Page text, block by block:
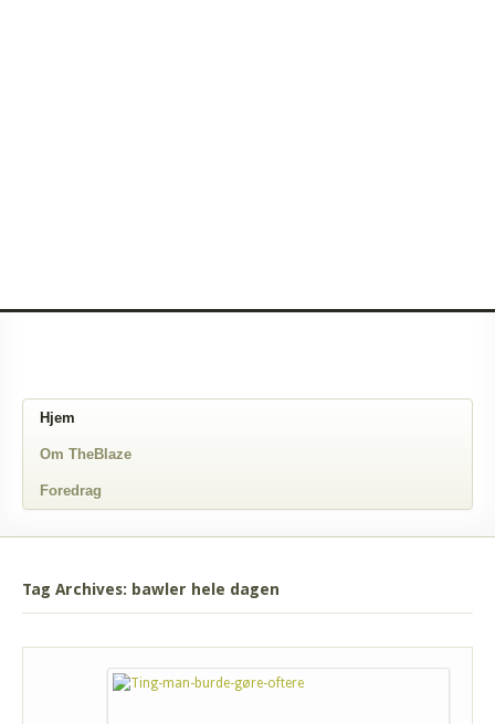
Hjem
Om TheBlaze
Foredrag
Tag Archives: bawler hele dagen